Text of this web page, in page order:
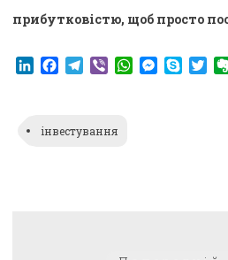
прибутковістю, щоб просто
LinkedIn
Facebook
Telegram
ViberWhatsApp
Messenger
Skype
інвестування